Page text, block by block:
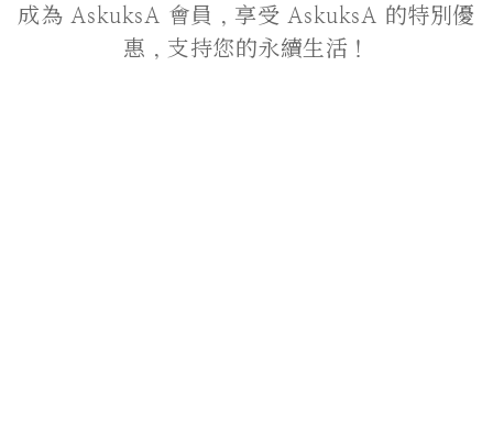
成為 AskuksA 會員，享受 AskuksA 的特別優
惠，支持您的永續生活！